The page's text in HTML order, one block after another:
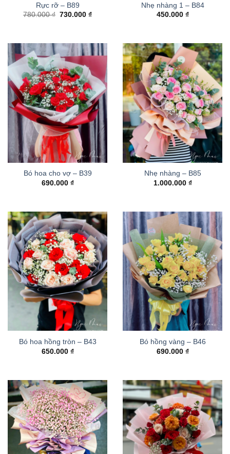
Rực rỡ – B89
780.000₫ Giá
730.000₫Giá
Nhẹ nhàng 1 – B84
450.000 ₫
Bó hoa cho vợ – B39
690.000 ₫
Nhẹ nhàng – B85
1.000.000 ₫
Bó hoa hồng tròn – B43
650.000 ₫
Bó hồng vàng – B46
690.000 ₫